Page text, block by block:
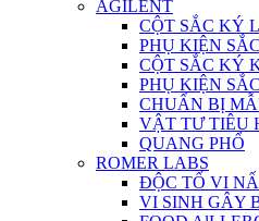
AGILENT
CỘT SẮC KÝ
PHỤ KIỆN
CỘT SẮC KÝ
PHỤ KIỆN
CHUẨN BỊ
VẬT TƯ TIÊU
QUANG PHỔ
ROMER LABS
ĐỘC TỐ VI
VI SINH GÂY